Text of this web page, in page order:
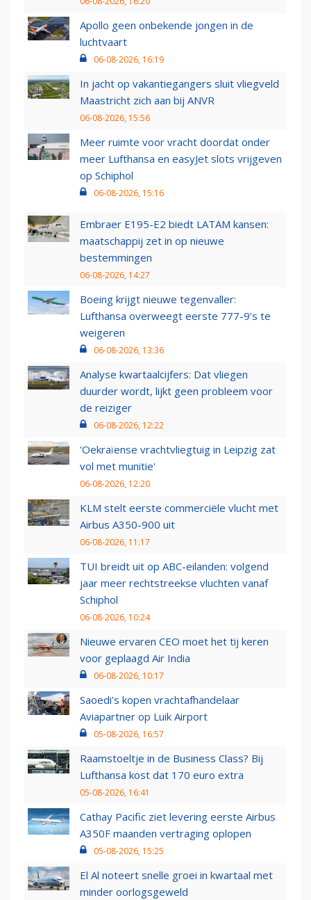
Apollo geen onbekende jongen in de
luchtvaart
06-08-2026, 16:19
In jacht op vakantiegangers sluit vliegveld
Maastricht zich aan bij ANVR
06-08-2026, 15:56
Meer ruimte voor vracht doordat onder
meer Lufthansa en easyJet slots vrijgeven
op Schiphol
06-08-2026, 15:16
Embraer E195-E2 biedt LATAM kansen:
maatschappij zet in op nieuwe
bestemmingen
06-08-2026, 14:27
Boeing krijgt nieuwe tegenvaller:
Lufthansa overweegt eerste 777-9’s te
weigeren
06-08-2026, 13:36
Analyse kwartaalcijfers: Dat vliegen
duurder wordt, lijkt geen probleem voor
de reiziger
06-08-2026, 12:22
'Oekraïense vrachtvliegtuig in Leipzig zat
vol met munitie'
06-08-2026, 12:20
KLM stelt eerste commerciële vlucht met
Airbus A350-900 uit
06-08-2026, 11:17
TUI breidt uit op ABC-eilanden: volgend
jaar meer rechtstreekse vluchten vanaf
Schiphol
06-08-2026, 10:24
Nieuwe ervaren CEO moet het tij keren
voor geplaagd Air India
06-08-2026, 10:17
Saoedi’s kopen vrachtafhandelaar
Aviapartner op Luik Airport
05-08-2026, 16:57
Raamstoeltje in de Business Class? Bij
Lufthansa kost dat 170 euro extra
05-08-2026, 16:41
Cathay Pacific ziet levering eerste Airbus
A350F maanden vertraging oplopen
05-08-2026, 15:25
El Al noteert snelle groei in kwartaal met
minder oorlogsgeweld